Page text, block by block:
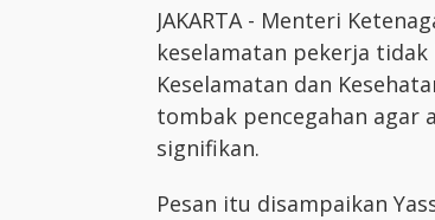
JAKARTA - Menteri
keselamatan pekerja
Keselamatan dan
tombak pencegahan agar
signifikan.
Pesan itu disampaikan